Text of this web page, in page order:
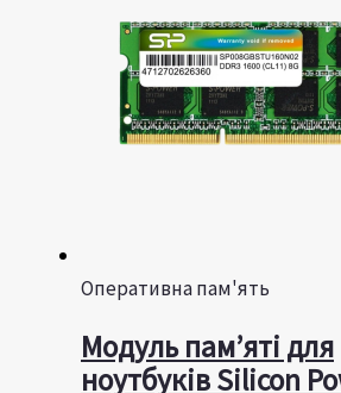
Оперативна пам'ять
Модуль пам’яті для
ноутбуків Silicon